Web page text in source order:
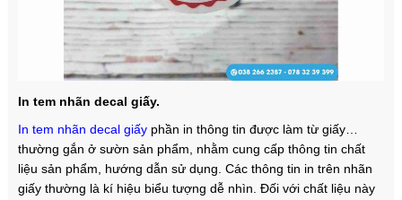
In tem nhãn decal giấy.
In tem nhãn decal giấy phần in thông tin được làm từ giấy…
thường gắn ở sườn sản phẩm, nhằm cung cấp thông tin chất
liệu sản phẩm, hướng dẫn sử dụng. Các thông tin in trên nhãn
giấy thường là kí hiệu biểu tượng dễ nhìn. Đối với chất liệu này